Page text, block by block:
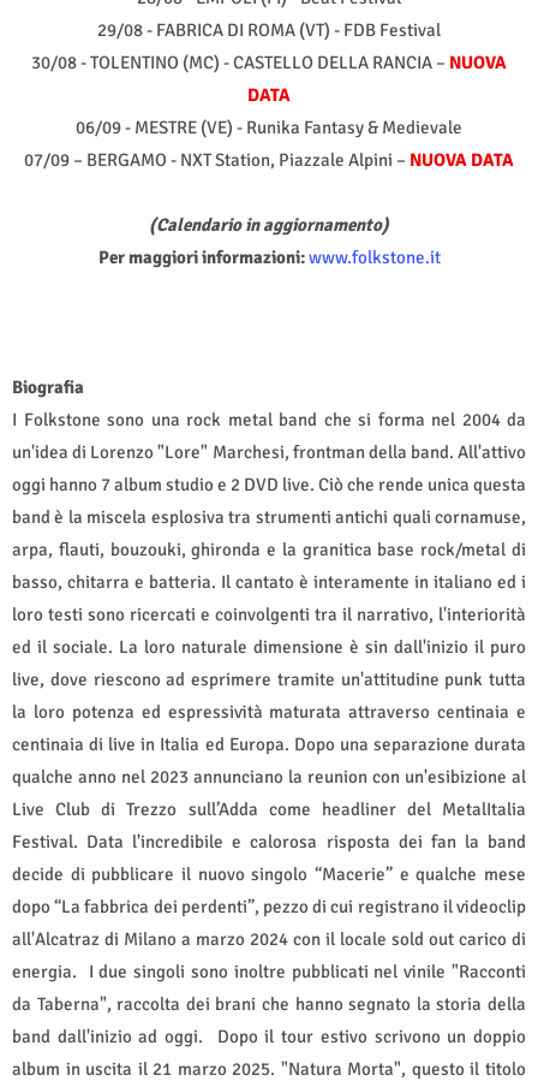
29/08 - FABRICA DI ROMA (VT) - FDB Festival
30/08 - TOLENTINO (MC) - CASTELLO DELLA RANCIA – NUOVA
DATA
06/09 - MESTRE (VE) - Runika Fantasy & Medievale
07/09 – BERGAMO - NXT Station, Piazzale Alpini – NUOVA DATA
(Calendario in aggiornamento)
Per maggiori informazioni:www.folkstone.it
Biografia
I Folkstone sono una rock metal band che si forma nel 2004 da
un'idea di Lorenzo "Lore" Marchesi, frontman della band. All'attivo
oggi hanno 7 album studio e 2 DVD live. Ciò che rende unica questa
band è la miscela esplosiva tra strumenti antichi quali cornamuse,
arpa, flauti, bouzouki, ghironda e la granitica base rock/metal di
basso, chitarra e batteria. Il cantato è interamente in italiano ed i
loro testi sono ricercati e coinvolgenti tra il narrativo, l'interiorità
ed il sociale. La loro naturale dimensione è sin dall'inizio il puro
live, dove riescono ad esprimere tramite un'attitudine punk tutta
la loro potenza ed espressività maturata attraverso centinaia e
centinaia di live in Italia ed Europa. Dopo una separazione durata
qualche anno nel 2023 annunciano la reunion con un'esibizione al
Live Club di Trezzo sull’Adda come headliner del MetalItalia
Festival. Data l'incredibile e calorosa risposta dei fan la band
decide di pubblicare il nuovo singolo “Macerie” e qualche mese
dopo “La fabbrica dei perdenti”, pezzo di cui registrano il videoclip
all'Alcatraz di Milano a marzo 2024 con il locale sold out carico di
energia.
I due singoli sono inoltre pubblicati nel vinile "Racconti
da Taberna", raccolta dei brani che hanno segnato la storia della
band dall'inizio ad oggi.
Dopo il tour estivo scrivono un doppio
album in uscita il 21 marzo 2025. "Natura Morta", questo il titolo